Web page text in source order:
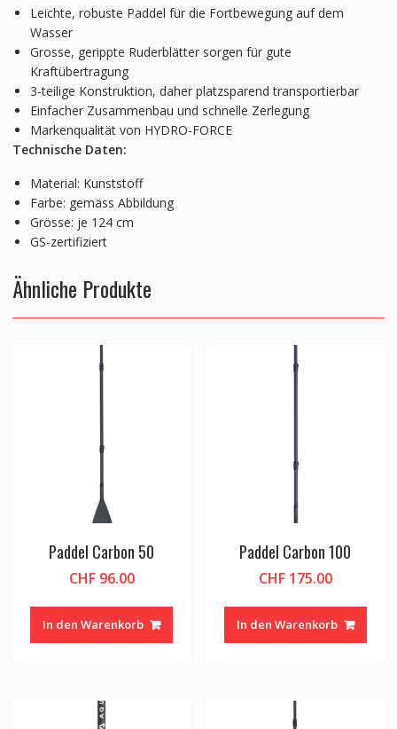
Leichte, robuste Paddel für die Fortbewegung auf dem
Wasser
Grosse, gerippte Ruderblätter sorgen für gute
Kraftübertragung
3-teilige Konstruktion, daher platzsparend transportierbar
Einfacher Zusammenbau und schnelle Zerlegung
Markenqualität von HYDRO-FORCE
Technische Daten:
Material: Kunststoff
Farbe: gemäss Abbildung
Grösse: je 124 cm
GS-zertifiziert
Ähnliche Produkte
Paddel Carbon 50
CHF96.00
In den Warenkorb
Paddel Carbon 100
CHF175.00
In den Warenkorb